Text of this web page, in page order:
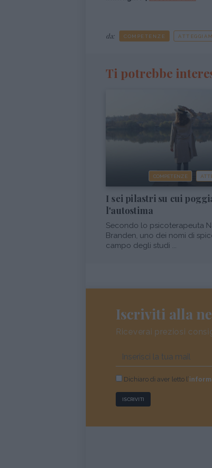
da: COMPETENZE
Ti potrebbe
COMPETENZE
I sei pilastri su cui
l'autostima
Secondo lo psicoterapeuta
Branden, uno dei nomi di
campo degli studi ...
Iscriviti alla
Riceverai preziosi
Dichiaro di aver letto l’
ISCRIVITI